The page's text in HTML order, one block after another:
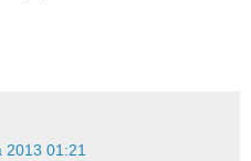
2013 01:21